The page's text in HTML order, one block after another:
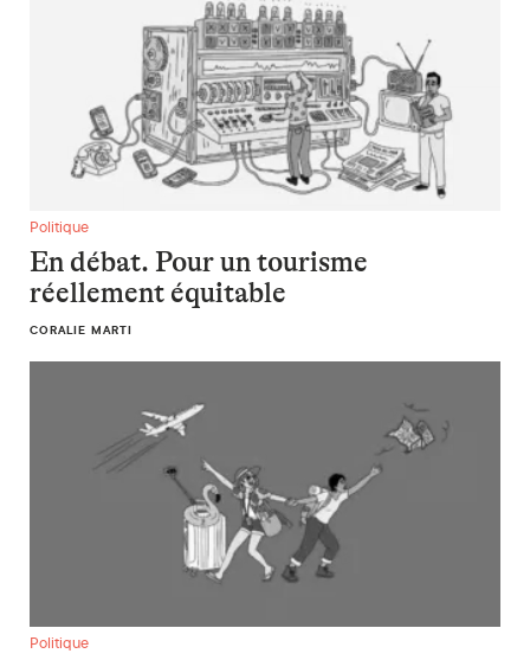
En débat. Pour un tourisme réellement équitable
Politique
En débat. Pour un tourisme
réellement équitable
CORALIE MARTI
Enterre-t-on la SNCB à l’occasion de son centenaire ?
Politique